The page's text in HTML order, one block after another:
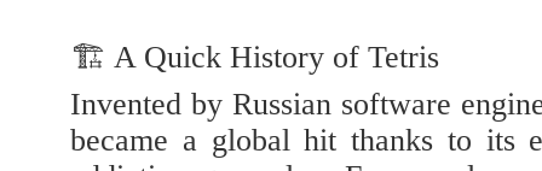
🏗️ A Quick History of Tetris
Invented by Russian software
became a global hit thanks to its